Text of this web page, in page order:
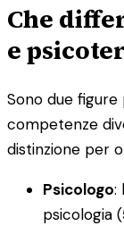
Che
e
Sono due
competenze
distinzione per
Psicologo:
psicologia